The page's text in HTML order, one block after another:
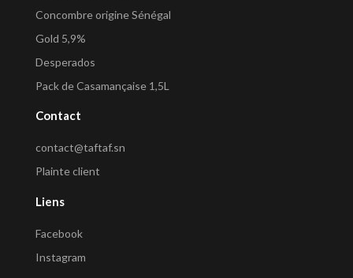
Concombre origine Sénégal
Gold 5,9%
Desperados
Pack de Casamançaise 1,5L
Contact
contact@taftaf.sn
Plainte client
Liens
Facebook
Instagram